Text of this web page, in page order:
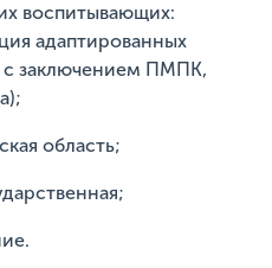
воспитывающих:
адаптированных
с заключением ПМПК,
область;